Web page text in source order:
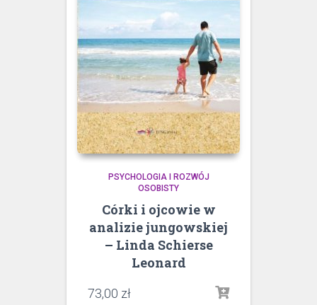
PSYCHOLOGIA I ROZWÓJ
OSOBISTY
Córki i ojcowie w
analizie jungowskiej
– Linda Schierse
Leonard
73,00 zł